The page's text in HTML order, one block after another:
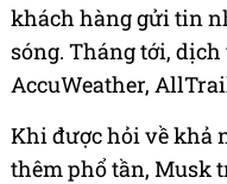
khách hàng gửi tin
sóng. Tháng tới,
AccuWeather,
Khi được hỏi về khả
thêm phổ tần, Musk